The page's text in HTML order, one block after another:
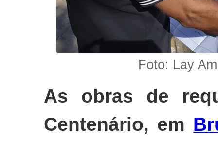
Foto: Lay
As obras de
Centenário, em